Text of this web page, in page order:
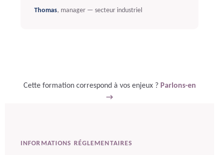
Thomas, manager — secteur industriel
Cette formation correspond à vos enjeux ? Parlons-en
→
INFORMATIONS RÉGLEMENTAIRES